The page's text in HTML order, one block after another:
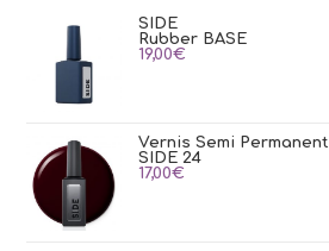
SIDE
Rubber BASE
19,00€
Vernis Semi Permanent
SIDE 24
17,00€